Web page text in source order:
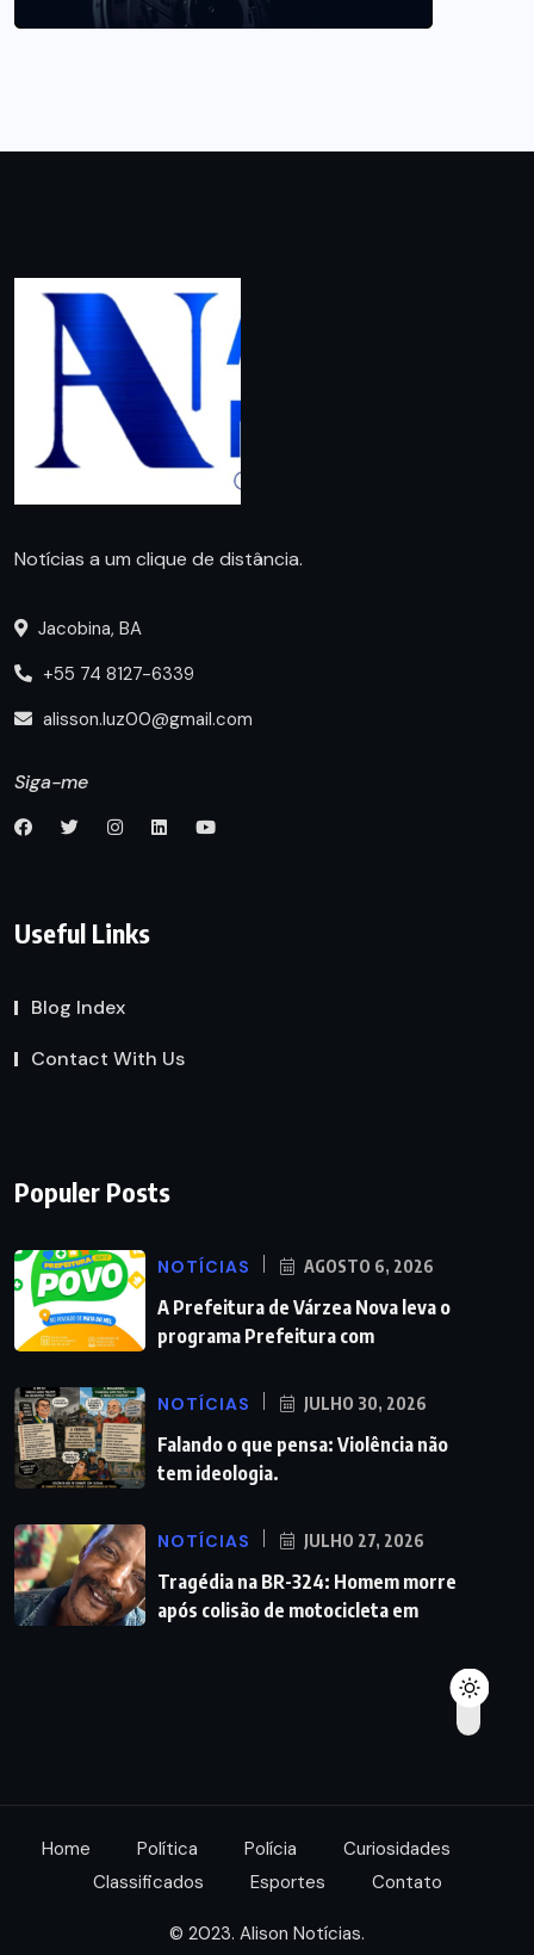
Notícias a um clique de distância.
Jacobina, BA
+55 74 8127-6339
alisson.luz00@gmail.com
Siga-me
Useful Links
Blog Index
Contact With Us
Populer Posts
NOTÍCIAS AGOSTO 6, 2026
A Prefeitura de Várzea Nova leva o
programa Prefeitura com
NOTÍCIAS JULHO 30, 2026
Falando o que pensa: Violência não
tem ideologia.
NOTÍCIAS JULHO 27, 2026
Tragédia na BR-324: Homem morre
após colisão de motocicleta em
Home Política Polícia
Curiosidades
Classificados
Esportes Contato
© 2023. Alison Notícias.